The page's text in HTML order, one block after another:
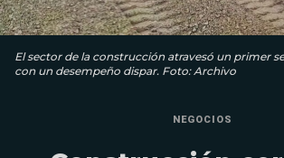
El sector de la construcción atravesó un primer
con un desempeño dispar. Foto: Archivo
NEGOCIOS